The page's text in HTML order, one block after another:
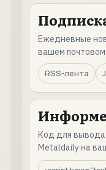
Ежедневные
вашем
RSS-лента
Код для вывода
Metaldaily на